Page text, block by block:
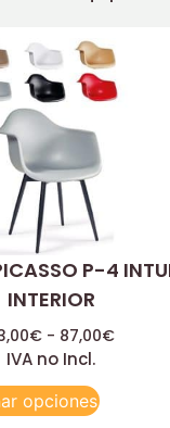
P-4
INTERIOR
€ - 87,00€
IVA no Incl.
opciones